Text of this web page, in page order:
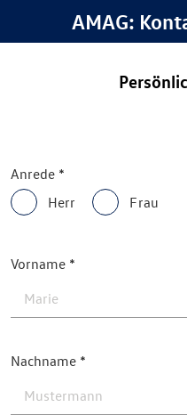
AMAG:
Anrede
Herr
Frau
Vorname
Nachname